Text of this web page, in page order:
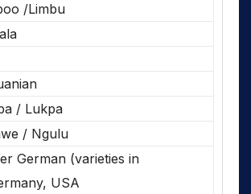
/Limbu
/ Lukpa
/ Ngulu
German (varieties in
USA